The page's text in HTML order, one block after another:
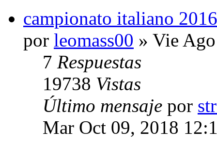
campionato italiano
por leomass00 » Vie
7 Respuestas
19738 Vistas
Último mensaje por
Mar Oct 09, 2018